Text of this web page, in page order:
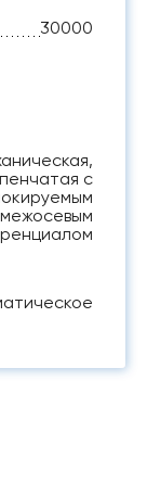
30000
с
межосевым